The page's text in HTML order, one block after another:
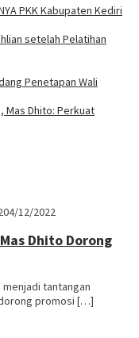
PKK Kabupaten Kediri
setelah Pelatihan
Penetapan Wali
Mas Dhito: Perkuat
04/12/2022
Dhito Dorong
menjadi tantangan
promosi […]